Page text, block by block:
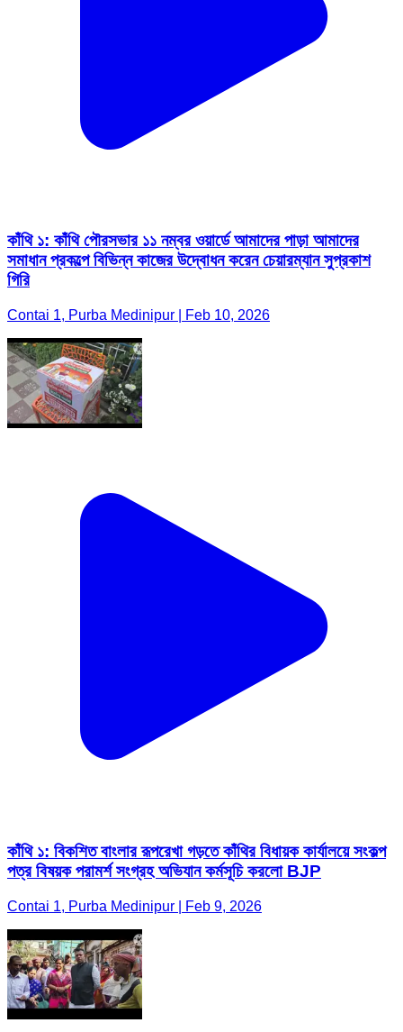
কাঁথি ১: কাঁথি পৌরসভার ১১ নম্বর ওয়ার্ডে আমাদের পাড়া আমাদের
সমাধান প্রকল্পে বিভিন্ন কাজের উদ্বোধন করেন চেয়ারম্যান সুপ্রকাশ
গিরি
Contai 1, Purba Medinipur | Feb 10, 2026
কাঁথি ১: বিকশিত বাংলার রূপরেখা গড়তে কাঁথির বিধায়ক কার্যালয়ে সংকল্প
পত্র বিষয়ক পরামর্শ সংগ্রহ অভিযান কর্মসূচি করলো BJP
Contai 1, Purba Medinipur | Feb 9, 2026